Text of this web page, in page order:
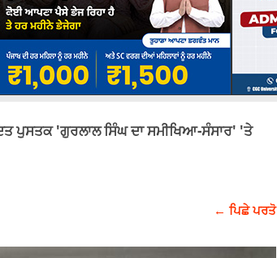
ਪੁਸਤਕ 'ਗੁਰਲਾਲ ਸਿੰਘ ਦਾ ਸਮੀਖਿਆ-ਸੰਸਾਰ' 'ਤੇ
← ਪਿਛੇ ਪਰਤੋ